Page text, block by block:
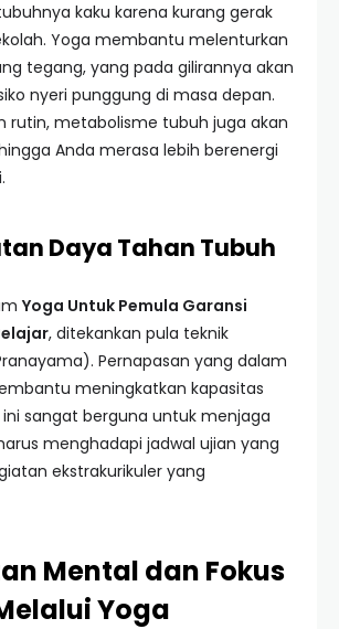
kaku karena kurang gerak
Yoga membantu melenturkan
tegang, yang pada gilirannya akan
nyeri punggung di masa depan.
rutin, metabolisme tubuh juga akan
Anda merasa lebih berenergi
Daya Tahan Tubuh
Yoga Untuk Pemula Garansi
, ditekankan pula teknik
Pernapasan yang dalam
meningkatkan kapasitas
sangat berguna untuk menjaga
menghadapi jadwal ujian yang
ekstrakurikuler yang
Mental dan Fokus
Yoga